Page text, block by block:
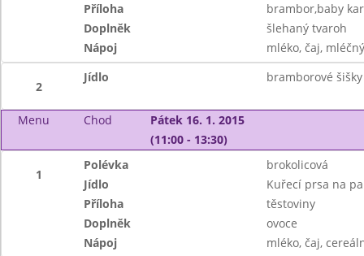
Příloha
brambor,baby
Doplněk
šlehaný tvaroh
Nápoj
mléko, čaj,
2
Jídlo bramborové
Menu Chod
Pátek 16. 1. 2015
(11:00 - 13:30)
1
Polévka
brokolicová
Jídlo
Kuřecí prsa na
Příloha
těstoviny
Doplněk
ovoce
Nápoj
mléko, čaj,